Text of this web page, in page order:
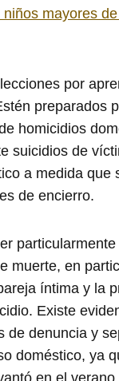
mayores
por
preparados
homicidios
suicidios de
a medida que
de encierro.
muerte, en
íntima y la
Existe
de denuncia y
doméstico, ya
en el verano